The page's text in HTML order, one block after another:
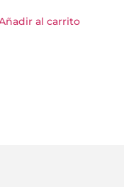
al carrito